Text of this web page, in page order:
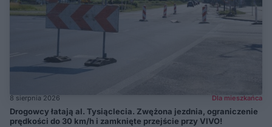
8 sierpnia 2026 Dla mieszkańca
Drogowcy łatają al. Tysiąclecia. Zwężona jezdnia, ograniczenie
prędkości do 30 km/h i zamknięte przejście przy VIVO!